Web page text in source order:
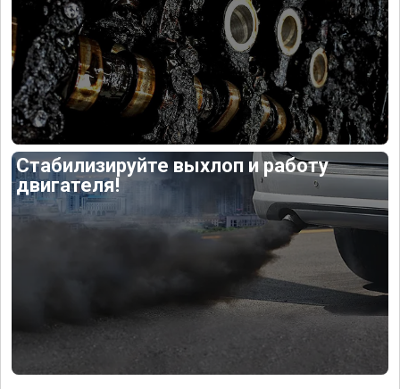
Стабилизируйте выхлоп и работу
двигателя!